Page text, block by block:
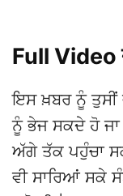
Full Video
ਇਸ ਖ਼ਬਰ ਨੂੰ ਤੁਸੀਂ
ਨੂੰ ਭੇਜ ਸਕਦੇ ਹੋ
ਅੱਗੇ ਤੱਕ ਪਹੁੰਚਾ
ਵੀ ਸਾਰਿਆਂ ਸਕੇ